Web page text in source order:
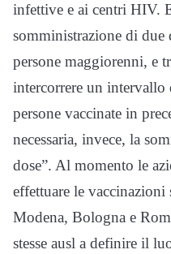
infettive e ai centri HIV.
somministrazione di due
persone maggiorenni, e
intercorrere un
persone vaccinate in
necessaria, invece, la
dose”. Al momento le
effettuare le
Modena, Bologna e
stesse ausl a definire il